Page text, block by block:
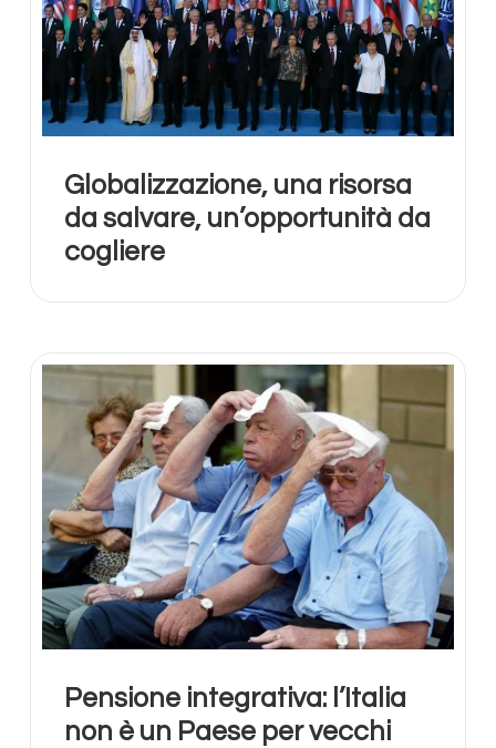
Globalizzazione, una risorsa
da salvare, un’opportunità da
cogliere
Pensione integrativa: l’Italia
non è un Paese per vecchi